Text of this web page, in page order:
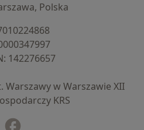
Polska
⁠142276657
Warszawy w Warszawie XII
KRS